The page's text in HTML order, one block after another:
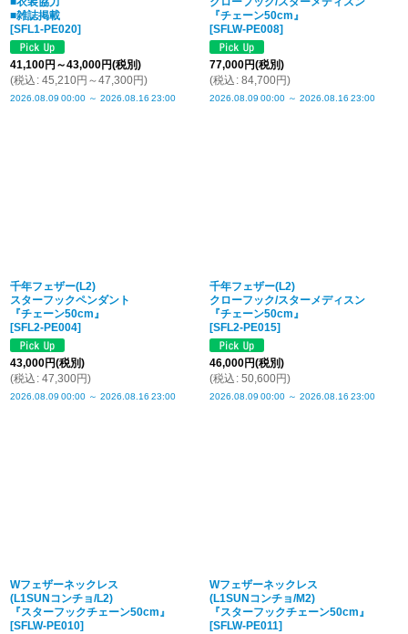
■雑誌掲載
[SFL1-PE020]
41,100円 ～43,000円(税別)
(税込 : 45,210円 ～47,300円)
2026.08.09 00:00 ～ 2026.08.16 23:00
『チェーン50cm』
[SFLW-PE008]
77,000円(税別)
(税込 : 84,700円)
2026.08.09 00:00 ～ 2026.08.16 23:00
千年フェザー(L2)
スターフックペンダント
『チェーン50cm』
[SFL2-PE004]
43,000円(税別)
(税込 : 47,300円)
2026.08.09 00:00 ～ 2026.08.16 23:00
千年フェザー(L2)
クローフック/スターメディスン
『チェーン50cm』
[SFL2-PE015]
46,000円(税別)
(税込 : 50,600円)
2026.08.09 00:00 ～ 2026.08.16 23:00
Wフェザーネックレス
(L1SUNコンチョ/L2)
『スターフックチェーン50cm』
[SFLW-PE010]
Wフェザーネックレス
(L1SUNコンチョ/M2)
『スターフックチェーン50cm』
[SFLW-PE011]